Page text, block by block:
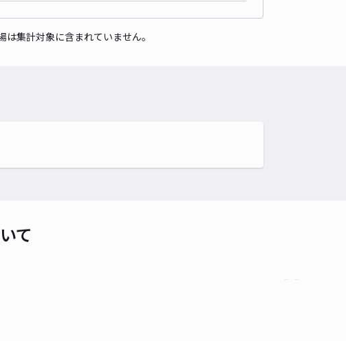
集計対象に含まれていません。
て